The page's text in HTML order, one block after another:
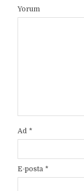
Yorum
Ad *
E-posta *